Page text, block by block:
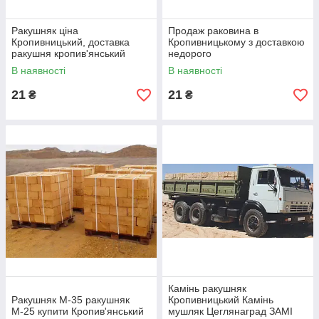
та інші регіони України.
Кожна машина включаєбонус: 25 блоків ракушняка
безкоштовно!
Чому обирають нас?
Прямі поставки з кар’єру.
Швидка доставка до об’єкта.
🌟Ваш дім починається з якісного матеріалу!
📞Телефонуйте прямо зараз: ☎098- 784-6838 ☎ 050-
556-9725
📍Підприємство "ОДЕСЬКИЙ КАМ'ЯНИЙ КАР'ЄР
РАКУШНЯКА"
Купити Одеський блок ракушняк — це вигідне рішення
Якщо потрібні додаткові правки чи уточнення, дайте знати! 😊
Ракушняк ціна
Кропивницький, доставка
ракушня кропив'янський
В наявності
21 ₴
Продаж раковина в
Кропивницькому з доставкою
недорого
В наявності
21 ₴
Ракушняк М-35 ракушняк
М-25 купити Кропив'янський
Камінь ракушняк
Кропивницький Камінь
мушляк Цеглянаград ЗАМІ